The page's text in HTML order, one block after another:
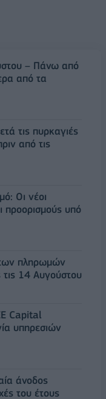
– Πάνω από
από τα
τις πυρκαγιές
από τις
Οι νέοι
προορισμούς υπό
πληρωμών
14 Αυγούστου
Capital
υπηρεσιών
άνοδος
του έτους